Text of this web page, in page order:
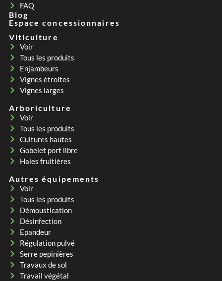
FAQ
Blog
Espace concessionnaires
Viticulture
Voir
Tous les produits
Enjambeurs
Vignes étroites
Vignes larges
Arboriculture
Voir
Tous les produits
Cultures hautes
Gobelet port libre
Haies fruitières
Autres équipements
Voir
Tous les produits
Démoustication
Désinfection
Epandeur
Régulation pulvé
Serre pepinières
Travaux de sol
Travail végétal